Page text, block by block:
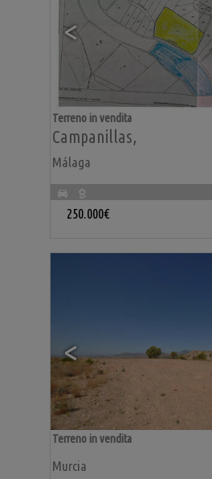
<
Campanillas,
Málaga
Terreno in vendita
250.000€
<
Murcia
Terreno in vendita